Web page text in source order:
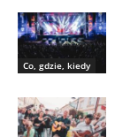
Co, gdzie, kiedy